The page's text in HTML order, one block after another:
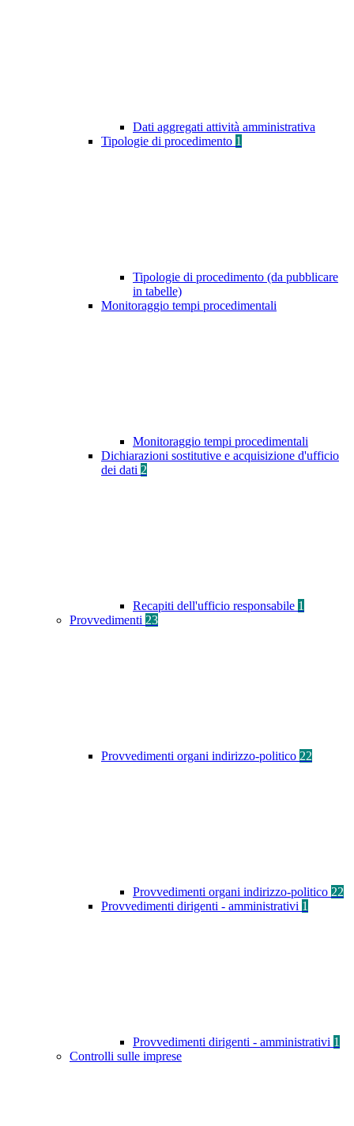
Dati aggregati attività amministrativa
Tipologie di procedimento 1
Tipologie di procedimento (da pubblicare
in tabelle)
Monitoraggio tempi procedimentali
Monitoraggio tempi procedimentali
Dichiarazioni sostitutive e acquisizione d'ufficio
dei dati 2
Recapiti dell'ufficio responsabile 1
Provvedimenti 23
Provvedimenti organi indirizzo-politico 22
Provvedimenti organi indirizzo-politico 22
Provvedimenti dirigenti - amministrativi 1
Provvedimenti dirigenti - amministrativi 1
Controlli sulle imprese